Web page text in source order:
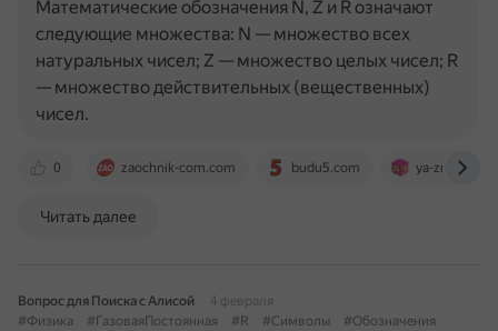
0 zaochnik-com.com budu5.com ya-znau.ru
Математические обозначения N, Z и R означают
следующие множества: N — множество всех
натуральных чисел; Z — множество целых чисел; R
— множество действительных (вещественных)
чисел.
Читать далее
Вопрос для Поиска с Алисой
4 февраля
#Физика
#ГазоваяПостоянная #R #Символы #Обозначения